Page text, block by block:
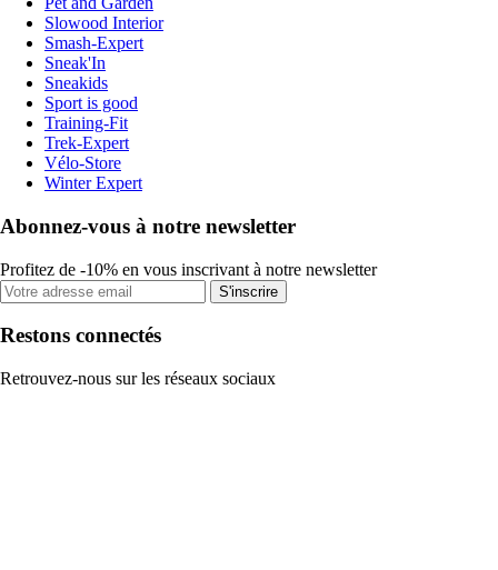
Slowood Interior
Smash-Expert
Sneak'In
Sneakids
Sport is good
Training-Fit
Trek-Expert
Vélo-Store
Winter Expert
Abonnez-vous à notre newsletter
Profitez de -10% en vous inscrivant à notre newsletter
S'inscrire
Restons connectés
Retrouvez-nous sur les réseaux sociaux